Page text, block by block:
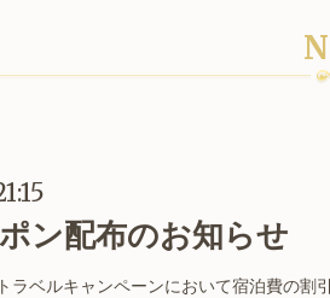
ン配布のお知らせ
ラベルキャンペーンにおいて宿泊費の割